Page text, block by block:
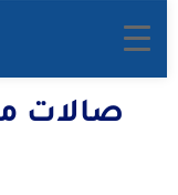
صالات